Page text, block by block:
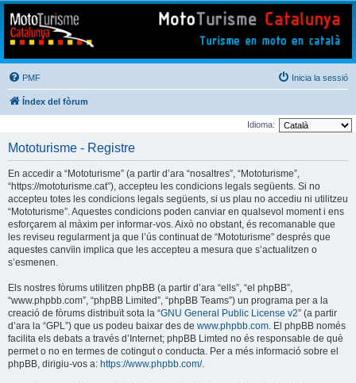
Mototurisme
Turisme en moto en català
PMF Inicia la sessió
Índex del fòrum
Idioma:
Mototurisme - Registre
En accedir a “Mototurisme” (a partir d’ara “nosaltres”, “Mototurisme”,
“https://mototurisme.cat”), accepteu les condicions legals següents. Si no
accepteu totes les condicions legals següents, si us plau no accediu ni utilitzeu
“Mototurisme”. Aquestes condicions poden canviar en qualsevol moment i ens
esforçarem al màxim per informar-vos. Això no obstant, és recomanable que
les reviseu regularment ja que l’ús continuat de “Mototurisme” després que
aquestes canvïin implica que les accepteu a mesura que s’actualitzen o
s’esmenen.
Els nostres fòrums utilitzen phpBB (a partir d’ara “ells”, “el phpBB”,
“www.phpbb.com”, “phpBB Limited”, “phpBB Teams”) un programa per a la
creació de fòrums distribuït sota la “GNU General Public License v2” (a partir
d’ara la “GPL”) que us podeu baixar des de www.phpbb.com. El phpBB només
facilita els debats a través d’Internet; phpBB Limted no és responsable de què
permet o no en termes de cotingut o conducta. Per a més informació sobre el
phpBB, dirigiu-vos a: https://www.phpbb.com/.